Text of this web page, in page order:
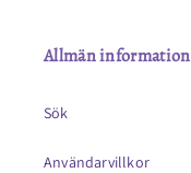
Allmän information
Sök
Användarvillkor